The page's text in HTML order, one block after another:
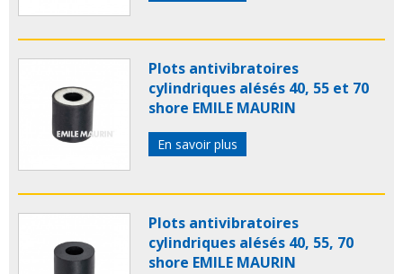
Plots antivibratoires
cylindriques alésés 40, 55 et 70
shore EMILE MAURIN
En savoir plus
Plots antivibratoires
cylindriques alésés 40, 55, 70
shore EMILE MAURIN